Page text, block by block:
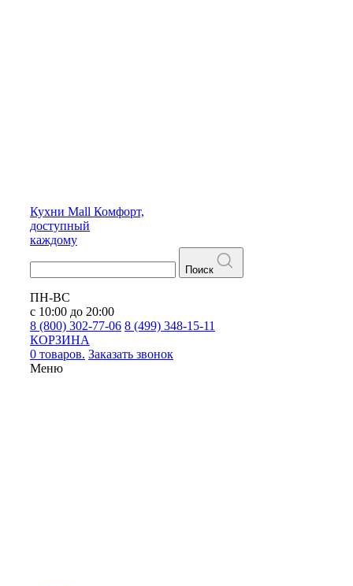
Кухни Mall Комфорт,
доступный
каждому
Поиск
ПН-ВС
с 10:00 до 20:00
8 (800) 302-77-06 8 (499) 348-15-11
КОРЗИНА
0 товаров. Заказать звонок
Меню